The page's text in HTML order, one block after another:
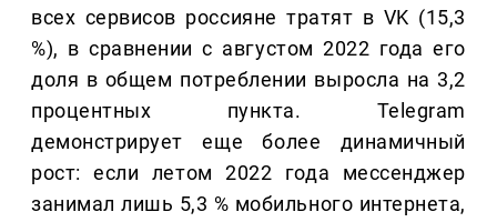
всех сервисов россияне тратят в VK (15,3
%), в сравнении с августом 2022 года его
доля в общем потреблении выросла на 3,2
процентных пункта. Telegram
демонстрирует еще более динамичный
рост: если летом 2022 года мессенджер
занимал лишь 5,3 % мобильного интернета,